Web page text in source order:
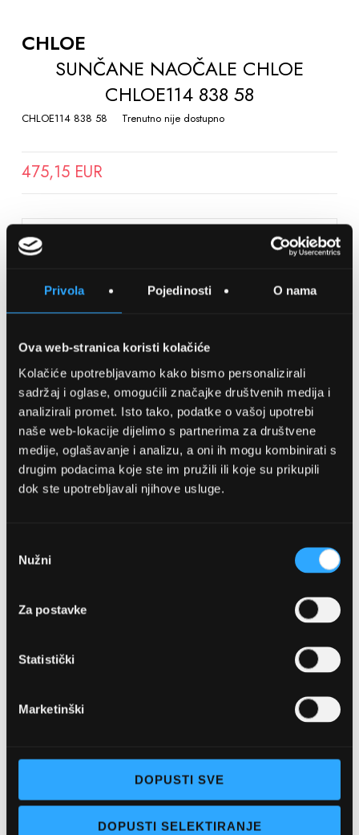
Privola Pojedinosti O nama
Ova web-stranica koristi kolačiće
Kolačiće upotrebljavamo kako bismo personalizirali
sadržaj i oglase, omogućili značajke društvenih medija i
analizirali promet. Isto tako, podatke o vašoj upotrebi
naše web-lokacije dijelimo s partnerima za društvene
medije, oglašavanje i analizu, a oni ih mogu kombinirati s
drugim podacima koje ste im pružili ili koje su prikupili
dok ste upotrebljavali njihove usluge.
pristanka
Nužni
Za postavke
Statistički
Marketinški
DOPUSTI SVE
DOPUSTI SELEKTIRANJE
THE
BEGINNING
GALLERY
CHLOE
SUNČANE NAOČALE CHLOE
CHLOE114 838 58
CHLOE114 838 58 Trenutno nije dostupno
475,15 EUR
SPREMITE NA LISTU ŽELJA
Detalji
OPTIKA NJEGO, POSLOVNICA 1
Pon - pet: 07 - 21h,